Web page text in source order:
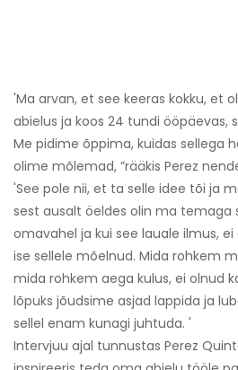
'Ma arvan, et see keeras kokku, et
abielus ja koos 24 tundi ööpäevas,
Me pidime õppima, kuidas sellega
olime mõlemad, ”rääkis Perez
'See pole nii, et ta selle idee tõi ja
sest ausalt öeldes olin ma temaga
omavahel ja kui see lauale ilmus,
ise sellele mõelnud. Mida rohkem
mida rohkem aega kulus, ei olnud
lõpuks jõudsime asjad lappida ja
sellel enam kunagi juhtuda. '
Intervjuu ajal tunnustas Perez